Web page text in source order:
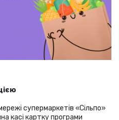
супермаркетів «Сільпо»
касі картку програми